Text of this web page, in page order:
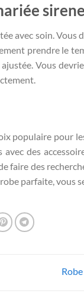
avec soin.
prendre le
Vous
populaire pour
des
des
parfaite, vous